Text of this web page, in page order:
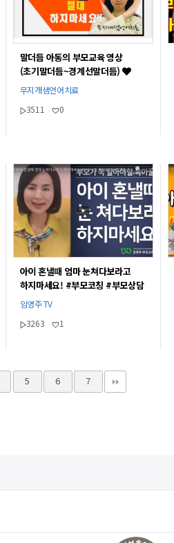
말더듬 아동의 부모교육 영상
(초기말더듬~경계선말더듬)
무지개샘언어치료
3511
0
아이 혼낼때 엄마 눈쳐다보라고
하지마세요! #부모코칭 #부모상담
[임영주부모교육TV]
임영주 TV
3263
1
5 6 7